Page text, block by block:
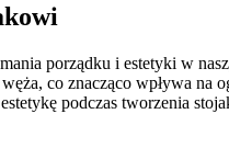
porządku i estetyki w
co znacząco wpływa
podczas tworzenia